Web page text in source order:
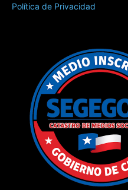
Política de Privacidad